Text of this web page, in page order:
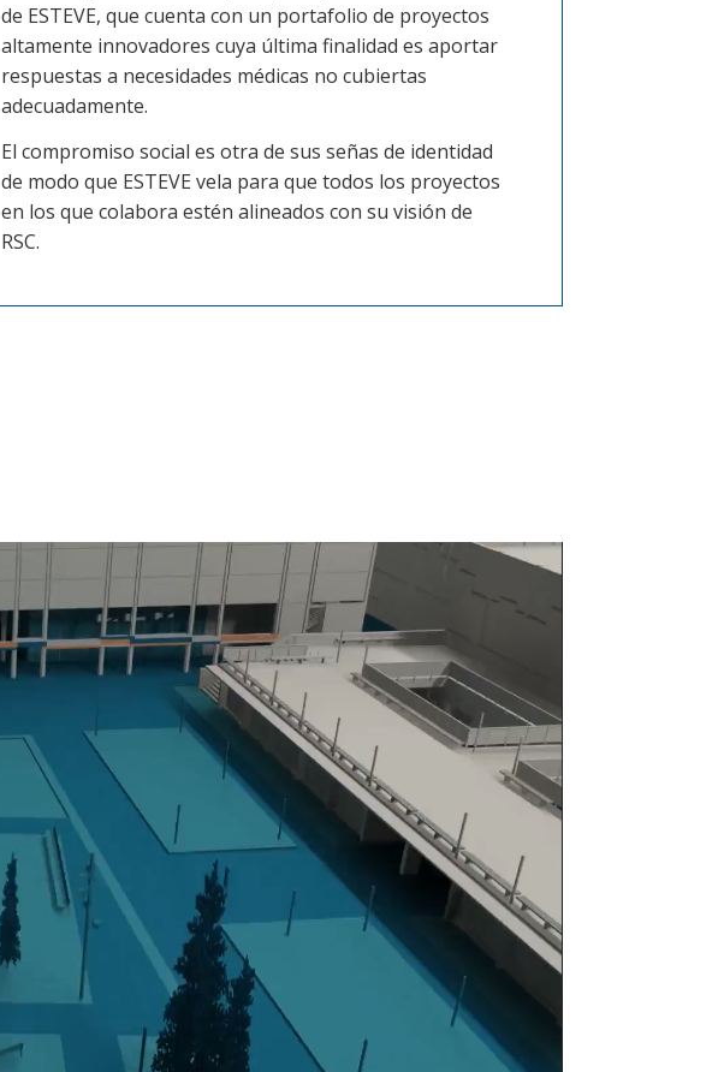
de ESTEVE, que cuenta con un portafolio de proyectos
altamente innovadores cuya última finalidad es aportar
respuestas a necesidades médicas no cubiertas
adecuadamente.
El compromiso social es otra de sus señas de identidad
de modo que ESTEVE vela para que todos los proyectos
en los que colabora estén alineados con su visión de
RSC.